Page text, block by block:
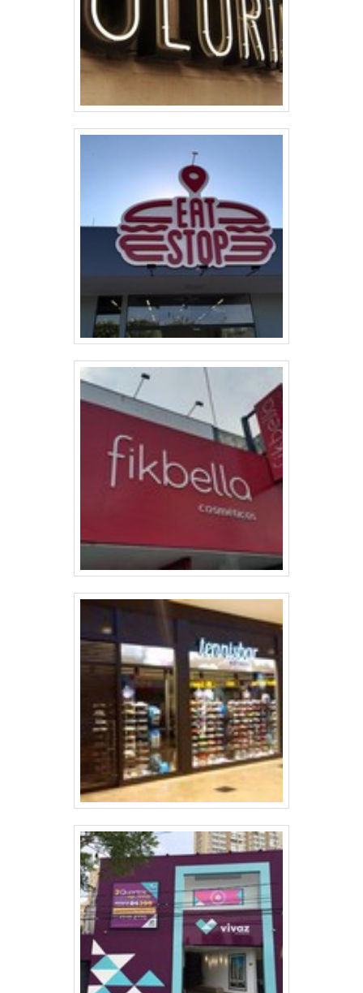
Revestimentos é uma empresa que tem
sido apontada de forma positiva no
segmento pela idoneidade em tudo que
faz, fechando todo o ciclo de entrega
com excelência para seus parceiros..